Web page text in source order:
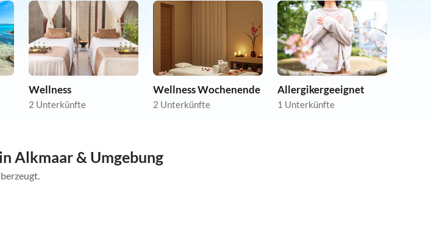
Wellness
2 Unterkünfte
Wellness Wochenende
2 Unterkünfte
Allergikergeeignet
1 Unterkünfte
Alkmaar & Umgebung